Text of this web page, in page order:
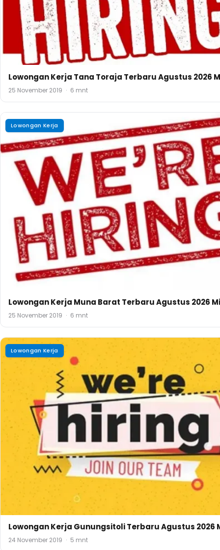
Lowongan Kerja Tana Toraja Terbaru Agustus 2026
25 November 2019 · 6 mnt
Lowongan Kerja
Lowongan Kerja Muna Barat Terbaru Agustus 2026
25 November 2019 · 6 mnt
Lowongan Kerja
Lowongan Kerja Gunungsitoli Terbaru Agustus 2026
24 November 2019 · 5 mnt